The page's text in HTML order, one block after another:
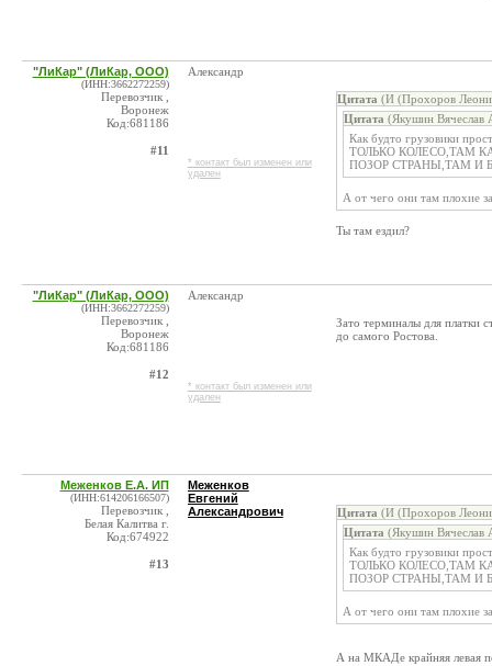
"ЛиКар" (ЛиКар, ООО)
(ИНН:3662272259)
Перевозчик ,
Воронеж
Код:681186
#11
Александр
* контакт был изменен или
удален
Цитата (И (Прохоров
Цитата (Якушин Вячеслав
Как будто грузовики
ТОЛЬКО КОЛЕСО,ТАМ
ПОЗОР СТРАНЫ,ТАМ И
А от чего они там плохие
Ты там ездил?
"ЛиКар" (ЛиКар, ООО)
(ИНН:3662272259)
Перевозчик ,
Воронеж
Код:681186
#12
Александр
* контакт был изменен или
удален
Зато терминалы для платки
до самого Ростова.
Меженков Е.А. ИП
(ИНН:614206166507)
Перевозчик ,
Белая Калитва г.
Код:674922
#13
Меженков
Евгений
Александрович
Цитата (И (Прохоров
Цитата (Якушин Вячеслав
Как будто грузовики
ТОЛЬКО КОЛЕСО,ТАМ
ПОЗОР СТРАНЫ,ТАМ И
А от чего они там плохие
А на МКАДе крайняя левая